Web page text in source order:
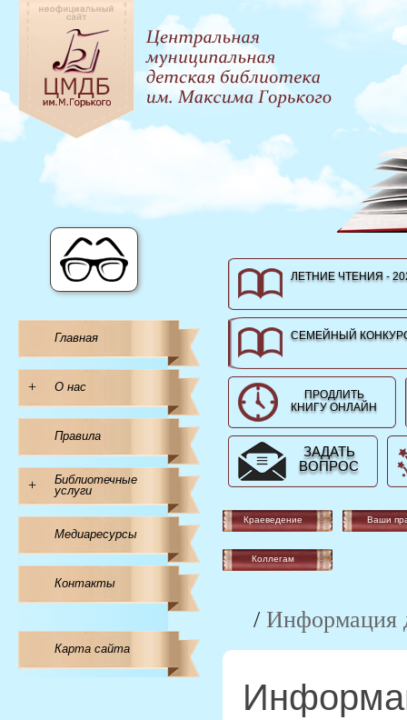
Главная
+ О нас
Правила
+
Библиотечные
услуги
Медиаресурсы
Контакты
Карта сайта
ЛЕТНИЕ ЧТЕНИЯ -
СЕМЕЙНЫЙ
ПРОДЛИТЬ
КНИГУ ОНЛАЙН
ЗАДАТЬ
ВОПРОС
Краеведение Ваши
Коллегам
/ Информация